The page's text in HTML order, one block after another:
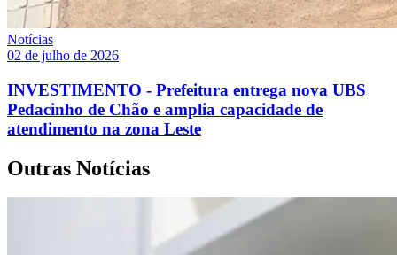
Notícias
02 de julho de 2026
INVESTIMENTO - Prefeitura entrega nova UBS
Pedacinho de Chão e amplia capacidade de
atendimento na zona Leste
Outras Notícias